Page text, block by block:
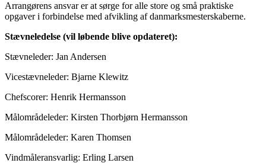
Arrangørens ansvar er at sørge for alle store og små praktiske
opgaver i forbindelse med afvikling af danmarksmesterskaberne.
Stævneledelse (vil løbende blive opdateret):
Stævneleder: Jan Andersen
Vicestævneleder: Bjarne Klewitz
Chefscorer: Henrik Hermansson
Målområdeleder: Kirsten Thorbjørn Hermansson
Målområdeleder: Karen Thomsen
Vindmåleransvarlig: Erling Larsen